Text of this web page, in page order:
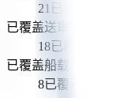
21 已梳理失分点
已覆盖送审材料类型
18已覆盖送审材
已覆盖船载系统
8已覆盖船载系统